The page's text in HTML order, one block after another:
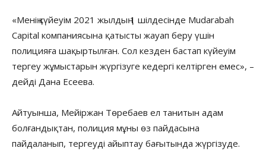
«Менің күйеуім 2021 жылдың 1 шілдесінде Mudarabah
Capital компаниясына қатысты жауап беру үшін
полицияға шақыртылған. Сол кезден бастап күйеуім
тергеу жұмыстарын жүргізуге кедергі келтірген емес», –
дейді Дана Есеева.
Айтуынша, Мейіржан Төребаев ел танитын адам
болғандықтан, полиция мұны өз пайдасына
пайдаланып, тергеуді айыптау бағытында жүргізуде.